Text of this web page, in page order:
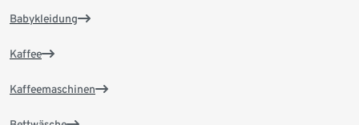
Babykleidung
Kaffee
Kaffeemaschinen